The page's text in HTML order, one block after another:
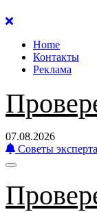
Перейти
содержанию
Home
Контакты
Реклама
07.08.2026
Советы эксперта